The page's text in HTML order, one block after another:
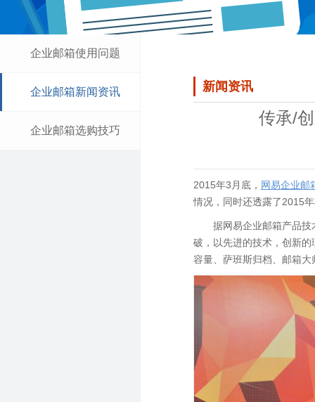
企业邮箱使用问题
企业邮箱新闻资讯
企业邮箱选购技巧
新闻资讯
传承/
2015年3月底， 网易企业邮
情况，同时还透露了2015
据网易企业邮箱产品
破，以先进的技术，创新
容量、萨班斯归档、邮箱